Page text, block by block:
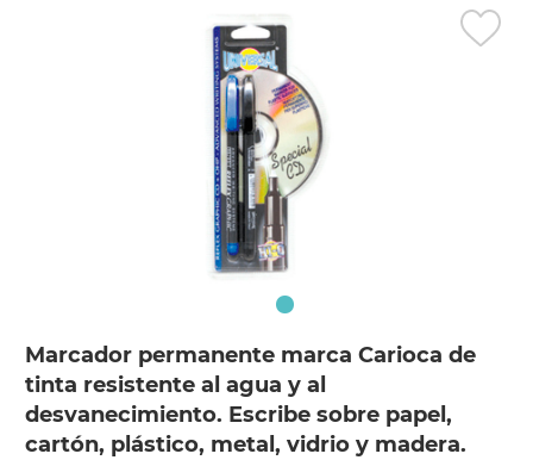
Marcador permanente marca Carioca de
tinta resistente al agua y al
desvanecimiento. Escribe sobre papel,
cartón, plástico, metal, vidrio y madera.